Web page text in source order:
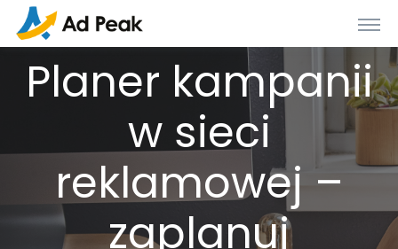
Planer kampanii
w sieci
reklamowej –
zaplanuj